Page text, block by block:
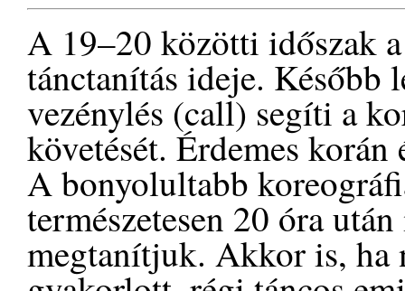
A 19–20 közötti időszak
tánctanítás ideje. Később
vezénylés (call) segíti a
követését. Érdemes korán
A bonyolultabb
természetesen 20 óra után
megtanítjuk. Akkor is, ha